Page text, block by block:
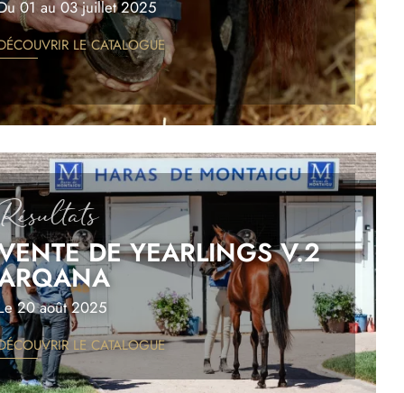
01 au 03 juillet 2025
LE CATALOGUE
DE YEARLINGS V.2
20 août 2025
LE CATALOGUE